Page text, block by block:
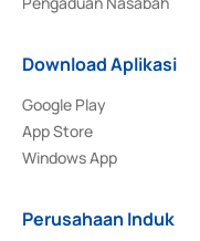
Download Aplikasi
Google Play
App Store
Windows App
Perusahaan Induk